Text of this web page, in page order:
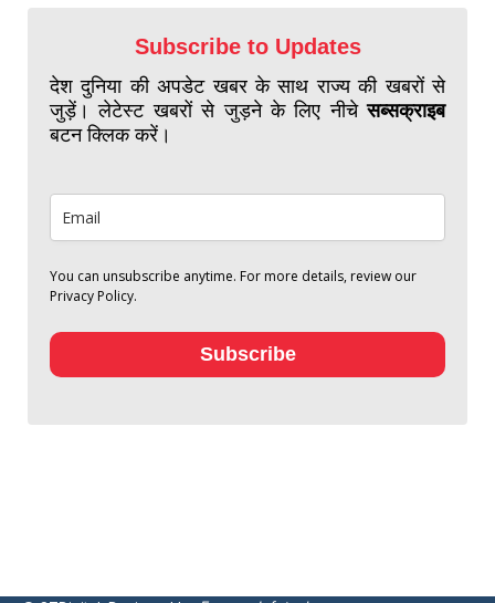
Subscribe to Updates
देश दुनिया की अपडेट खबर के साथ राज्य की खबरों से
जुड़ें। लेटेस्ट खबरों से जुड़ने के लिए नीचेसब्सक्राइब
बटन क्लिक करें।
You can unsubscribe anytime. For more details, review our
Privacy Policy.
Subscribe